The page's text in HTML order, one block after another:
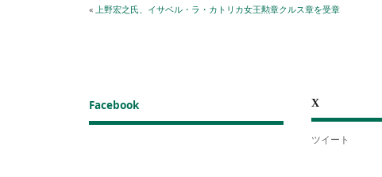
« 上野宏之氏、イサベル・ラ・カトリカ女王勲章クルス章を受章
Facebook X
ツイート